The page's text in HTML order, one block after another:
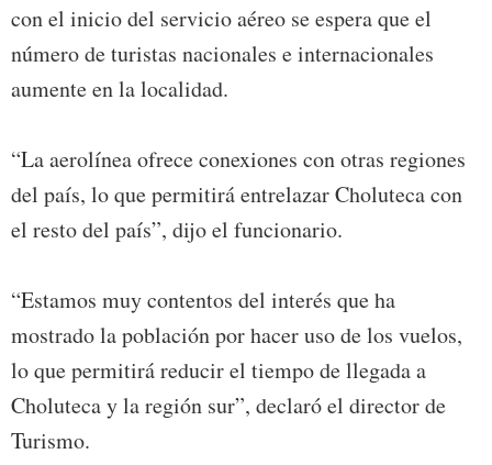
con el inicio del servicio aéreo se espera que el
número de turistas nacionales e internacionales
aumente en la localidad.
“La aerolínea ofrece conexiones con otras regiones
del país, lo que permitirá entrelazar Choluteca con
el resto del país”, dijo el funcionario.
“Estamos muy contentos del interés que ha
mostrado la población por hacer uso de los vuelos,
lo que permitirá reducir el tiempo de llegada a
Choluteca y la región sur”, declaró el director de
Turismo.